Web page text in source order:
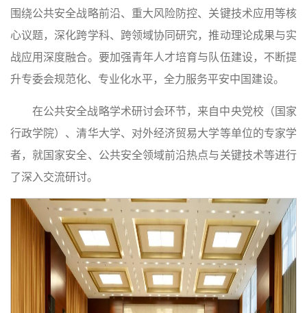
围绕公共安全战略前沿、重大风险防控、关键技术应用等核
心议题，深化跨学科、跨领域协同研究，推动理论成果与实
战应用深度融合。要加强青年人才培育与队伍建设，不断提
升专委会规范化、专业化水平，全力服务平安中国建设。
在公共安全战略学术研讨会环节，来自中央党校（国家
行政学院）、清华大学、对外经济贸易大学等单位的专家学
者，就国家安全、公共安全领域前沿热点与关键技术等进行
了深入交流研讨。